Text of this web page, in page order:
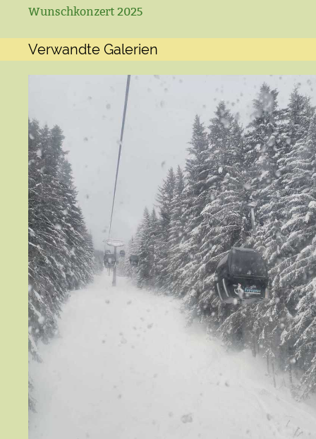
Wunschkonzert 2025
Verwandte Galerien